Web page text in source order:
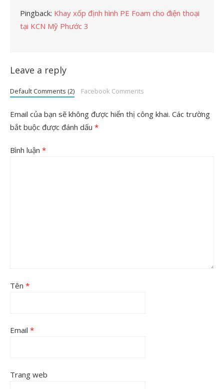
Pingback: Khay xốp định hình PE Foam cho điện thoại
tại KCN Mỹ Phước 3
Leave a reply
Default Comments (2) Facebook Comments
Email của bạn sẽ không được hiển thị công khai. Các trường
bắt buộc được đánh dấu *
Bình luận *
Tên *
Email *
Trang web